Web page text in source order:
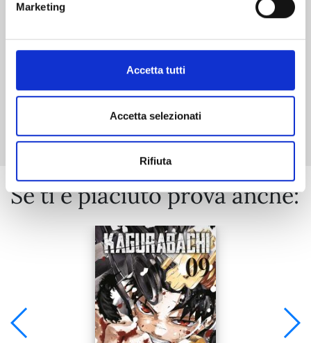
Marketing
Accetta tutti
Accetta selezionati
Rifiuta
Mostra tutto
Se ti è piaciuto prova anche: